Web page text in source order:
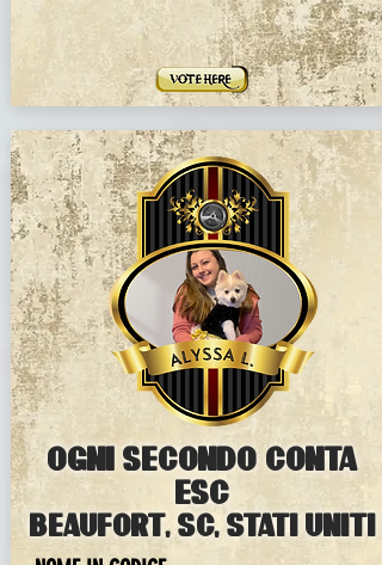
ogni secondo conta
esc
Beaufort, SC, Stati Uniti